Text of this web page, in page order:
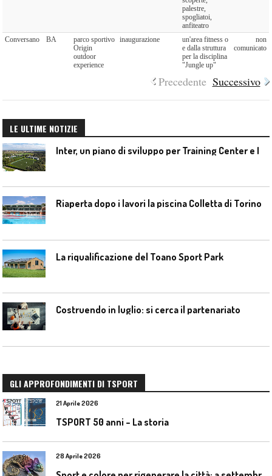
palestre,
spogliatoi,
anfiteatro
Conversano BA
parco sportivo
Origin
outdoor
experience
inaugurazione
un'area fitness o
e dalla struttura
per la disciplina
"Jungle up"
non
comunicato
Precedente Successivo
LE ULTIME NOTIZIE
Riaperta dopo i lavori la piscina Colletta di Torino
La riqualificazione del Toano Sport Park
Costruendo in luglio: si cerca il partenariato
GLI APPROFONDIMENTI DI TSPORT
21 Aprile 2026
TSPORT 50 anni – La storia
28 Aprile 2026